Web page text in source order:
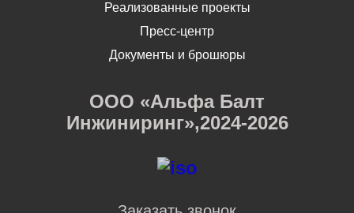
Реализованные проекты
Пресс-центр
Документы и брошюры
ООО «Альфа Балт
Инжиниринг»,2024-2026